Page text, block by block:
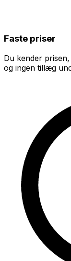
Faste priser
Du kender
og ingen tillæg